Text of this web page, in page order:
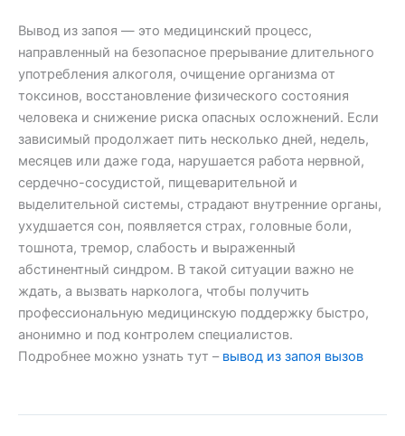
Вывод из запоя — это медицинский процесс,
направленный на безопасное прерывание длительного
употребления алкоголя, очищение организма от
токсинов, восстановление физического состояния
человека и снижение риска опасных осложнений. Если
зависимый продолжает пить несколько дней, недель,
месяцев или даже года, нарушается работа нервной,
сердечно-сосудистой, пищеварительной и
выделительной системы, страдают внутренние органы,
ухудшается сон, появляется страх, головные боли,
тошнота, тремор, слабость и выраженный
абстинентный синдром. В такой ситуации важно не
ждать, а вызвать нарколога, чтобы получить
профессиональную медицинскую поддержку быстро,
анонимно и под контролем специалистов.
Подробнее можно узнать тут – вывод из запоя вызов